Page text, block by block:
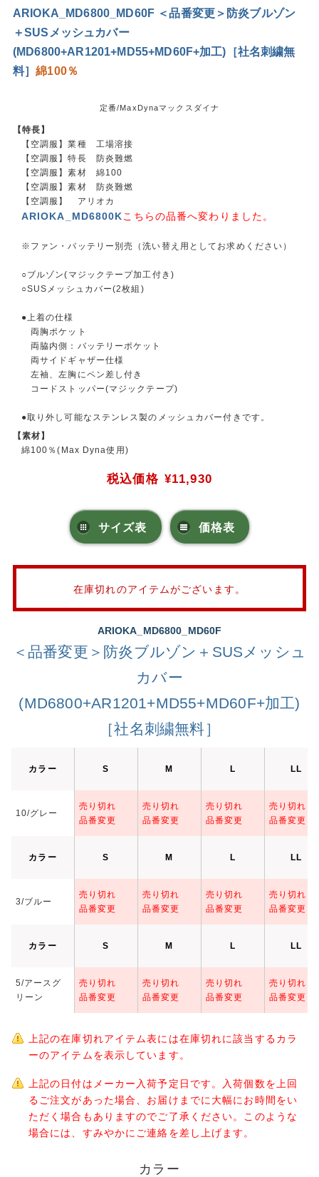
ARIOKA_MD6800_MD60F ＜品番変更＞防炎ブルゾン
＋SUSメッシュカバー
(MD6800+AR1201+MD55+MD60F+加工)［社名刺繍無
料］綿100％
定番/MaxDynaマックスダイナ
【特長】
【空調服】業種 工場溶接
【空調服】特長 防炎難燃
【空調服】素材 綿100
【空調服】素材 防炎難燃
【空調服】 アリオカ
ARIOKA_MD6800Kこちらの品番へ変わりました。
※ファン・バッテリー別売（洗い替え用としてお求めください）
○ブルゾン(マジックテープ加工付き)
○SUSメッシュカバー(2枚組)
●上着の仕様
両胸ポケット
両脇内側：バッテリーポケット
両サイドギャザー仕様
左袖、左胸にペン差し付き
コードストッパー(マジックテープ)
●取り外し可能なステンレス製のメッシュカバー付きです。
【素材】
綿100％(Max Dyna使用)
税込価格 ¥11,930
サイズ表 価格表
在庫切れのアイテムがございます。
ARIOKA_MD6800_MD60F
＜品番変更＞防炎ブルゾン＋SUSメッシュ
カバー
(MD6800+AR1201+MD55+MD60F+加工)
［社名刺繍無料］
カラー S M L LL
10/グレー
売り切れ
品番変更
売り切れ
品番変更
売り切れ
品番変更
売り切れ
品番変更
カラー S M L LL
3/ブルー
売り切れ
品番変更
売り切れ
品番変更
売り切れ
品番変更
売り切れ
品番変更
カラー S M L LL
5/アースグ
リーン
売り切れ
品番変更
売り切れ
品番変更
売り切れ
品番変更
売り切れ
品番変更
上記の在庫切れアイテム表には在庫切れに該当するカラ
ーのアイテムを表示しています。
上記の日付はメーカー入荷予定日です。入荷個数を上回
るご注文があった場合、お届けまでに大幅にお時間をい
ただく場合もありますのでご了承ください。このような
場合には、すみやかにご連絡を差し上げます。
カラー